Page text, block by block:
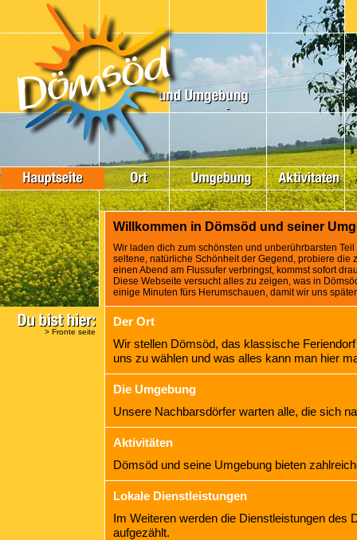
> Fronte seite
Willkommen in Dömsöd und seiner
Wir laden dich zum schönsten und unberührbarsten
seltene, natürliche Schönheit der Gegend, probiere
einen Abend am Flussufer verbringst, kommst sofort
Diese Webseite versucht alles zu zeigen, was in
einige Minuten fürs Herumschauen, damit wir uns
Der Ort
Wir stellen Dömsöd, das klassische
uns zu wählen und was alles kann man hier
Die Umgebung
Unsere Nachbarsdörfer warten alle, die sich
Aktivitäten
Dömsöd und seine Umgebung bieten
Lokale Dienstleistungen
Im Weiteren werden die Dienstleistungen des
aufgezählt.